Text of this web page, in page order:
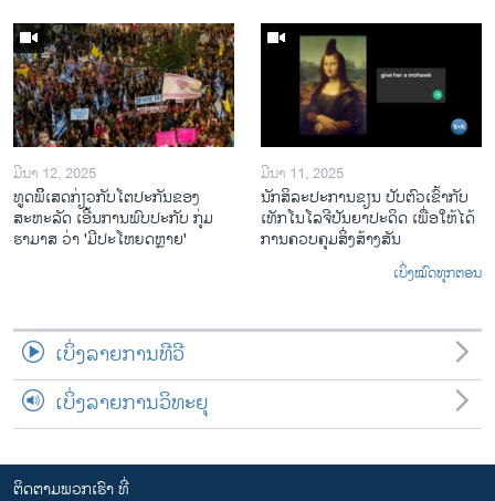
ມີນາ 12, 2025
ທູດພິິເສດກ່ຽວກັບໂຕປະກັນຂອງ
ສະຫະລັດ ເອີ້ນການພົບປະກັບ ກຸ່ມ
ຮາມາສ ວ່າ 'ມີປະໂຫຍດຫຼາຍ'
ມີນາ 11, 2025
ນັກ​ສິ​ລະ​ປະ​ການ​ຂຽນ ປັບ​ຕົວ​ເຂົ້າ​ກັບ​
ເທັກ​ໂນ​ໂລ​ຈີ​ປັນ​ຍາ​ປະ​ດິດ ເພື່ອ​ໃຫ້​ໄດ້​
ກ​ານ​ຄວບ​ຄຸມ​ສິ່ງ​ສ້າງ​ສັນ
ເບິ່ງໝົດທຸກຕອນ
ເບິ່ງລາຍການທີວີ
ເບິ່ງລາຍການວິທະຍຸ
ຕິດຕາມພວກເຮົາ ທີ່